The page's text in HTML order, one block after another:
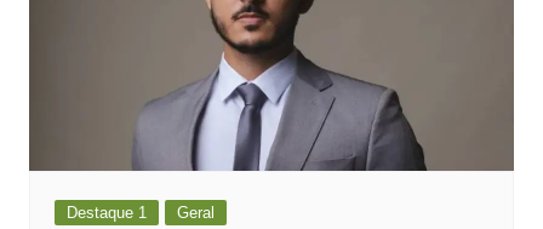
Destaque 1 Geral